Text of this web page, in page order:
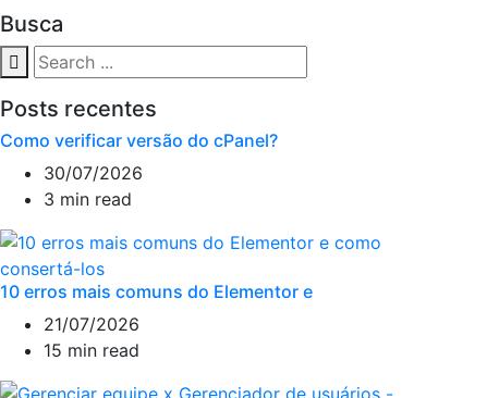
Busca
Posts recentes
Como verificar versão do cPanel?
30/07/2026
3 min read
10 erros mais comuns do Elementor e
21/07/2026
15 min read